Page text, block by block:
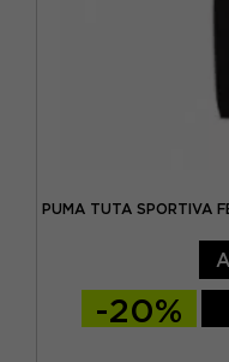
PUMA TUTA SPORTIVA
-20%